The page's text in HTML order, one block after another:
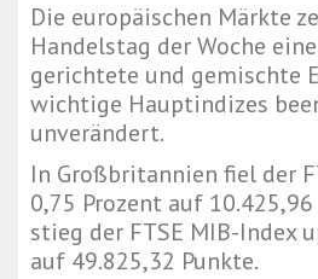
Die europäischen Märkte
Handelstag der Woche
gerichtete und gemischte
wichtige Hauptindizes
unverändert.
In Großbritannien fiel der
0,75 Prozent auf
stieg der FTSE MIB-Index
auf 49.825,32 Punkte.